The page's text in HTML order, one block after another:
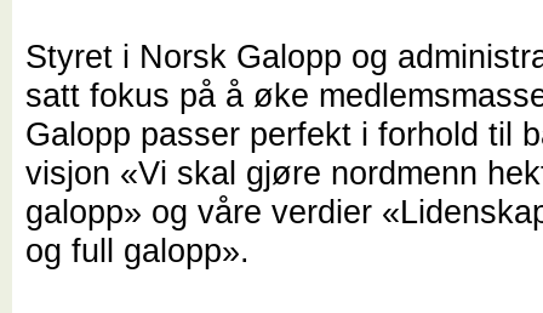
Styret i Norsk Galopp og
satt fokus på å øke
Galopp passer perfekt i forhold til
visjon «Vi skal gjøre nordmenn
galopp» og våre verdier
og full galopp».